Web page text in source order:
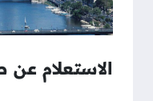
الاستعلام